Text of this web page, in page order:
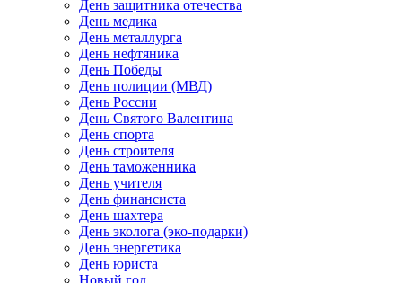
День защитника отечества
День медика
День металлурга
День нефтяника
День Победы
День полиции (МВД)
День России
День Святого Валентина
День спорта
День строителя
День таможенника
День учителя
День финансиста
День шахтера
День эколога (эко-подарки)
День энергетика
День юриста
Новый год